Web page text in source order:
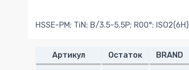
HSSE-PM; TiN; B/3.5-5.5P; R00°; ISO2(6H)
Артикул Остаток BRAND